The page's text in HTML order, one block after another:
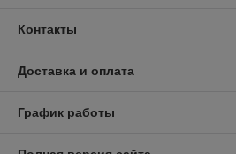
Контакты
Доставка и оплата
График работы